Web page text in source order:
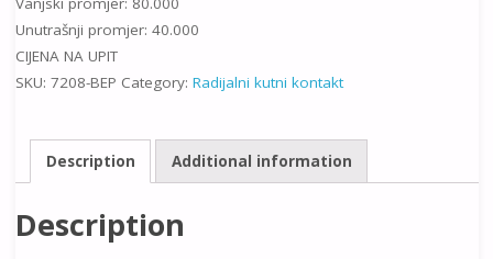
Unutrašnji promjer: 40.000
CIJENA NA UPIT
SKU: 7208-BEP Category: Radijalni kutni kontakt
Description Additional information
Description